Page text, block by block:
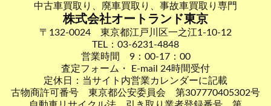
中古車買取り、廃車買取り、事故車買取り専門
株式会社オートランド東京
〒132-0024 東京都江戸川区一之江1-10-12
TEL：03-6231-4848
営業時間 9：00-17：00
査定フォーム・ E-mail 24時間受付
定休日：当サイト内営業カレンダーに記載
古物商許可番号 東京都公安委員会 第307770405302号